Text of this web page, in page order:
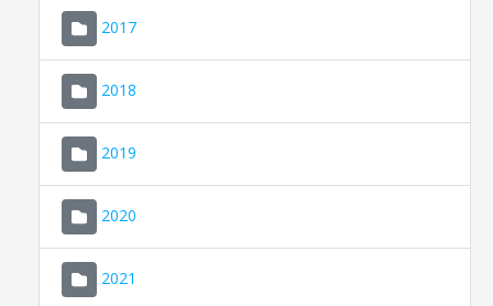
2017
2018
2019
2020
2021